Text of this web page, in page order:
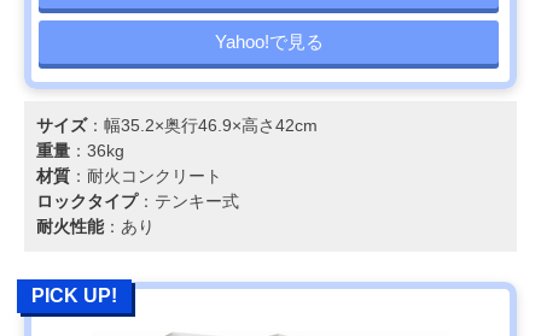
Yahoo!で見る
サイズ：幅35.2×奥行46.9×高さ42cm
重量 ：36kg
材質 ：耐火コンクリート
ロックタイプ：テンキー式
耐火性能：あり
PICK UP!